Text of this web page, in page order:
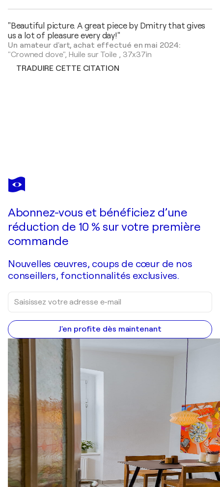
"Beautiful picture. A great piece by Dmitry that gives
us a lot of pleasure every day!"
Un amateur d'art, achat effectué en mai 2024:
"Crowned dove", Huile sur Toile, 37x37in
TRADUIRE CETTE CITATION
DMITRY SPIROS
Naema
Abonnez-vous et bénéficiez d’une
réduction de 10 % sur votre première
commande
Nouvelles œuvres, coups de cœur de nos
conseillers, fonctionnalités exclusives.
J'en profite dès maintenant